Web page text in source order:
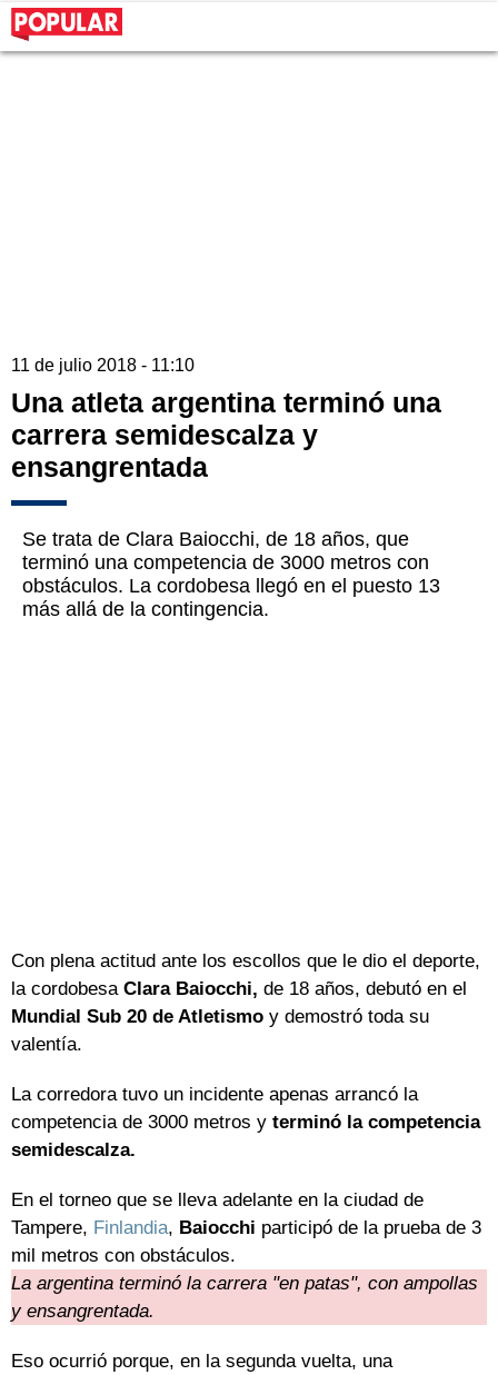
11 de julio 2018 - 11:10
Una atleta argentina terminó una
carrera semidescalza y
ensangrentada
Se trata de Clara Baiocchi, de 18 años, que
terminó una competencia de 3000 metros con
obstáculos. La cordobesa llegó en el puesto 13
más allá de la contingencia.
Con plena actitud ante los escollos que le dio el deporte,
la cordobesa Clara Baiocchi, de 18 años, debutó en el
Mundial Sub 20 de Atletismo y demostró toda su
valentía.
La corredora tuvo un incidente apenas arrancó la
competencia de 3000 metros y terminó la competencia
semidescalza.
En el torneo que se lleva adelante en la ciudad de
Tampere, Finlandia, Baiocchi participó de la prueba de 3
mil metros con obstáculos.
La argentina terminó la carrera "en patas", con ampollas
y ensangrentada.
Eso ocurrió porque, en la segunda vuelta, una